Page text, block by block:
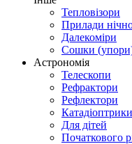
Тепловізори
Прилади
Далекоміри
Сошки
Астрономія
Телескопи
Рефрактори
Рефлектори
Катадіоптрики
Для дітей
Початкового